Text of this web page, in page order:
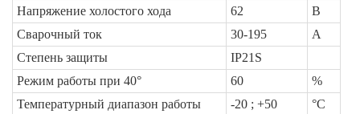
Напряжение холостого хода
62
В
Сварочный ток
30-195
А
Степень защиты
IP21S
Режим работы при 40°
60
%
Температурный диапазон работы
-20 ; +50
°C